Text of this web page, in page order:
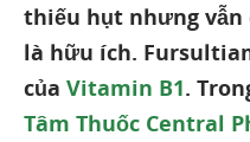
thiếu hụt nhưng
là hữu ích.
của Vitamin B1.
Tâm Thuốc Central